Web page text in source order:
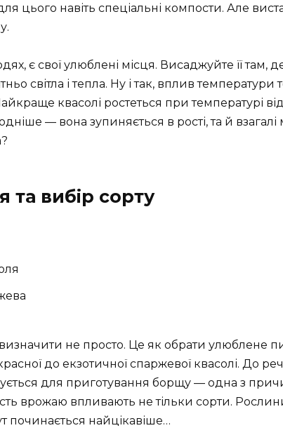
цього навіть спеціальні компости. Але
є свої улюблені місця. Висаджуйте її там,
світла і тепла. Ну і так, вплив
квасолі ростеться при температурі
— вона зупиняється в рості, та й взагалі
та вибір сорту
не просто. Це як обрати улюблене
красної до екзотичної спаржевої квасолі. До
для приготування борщу — одна з
врожаю впливають не тільки сорти.
починається найцікавіше…